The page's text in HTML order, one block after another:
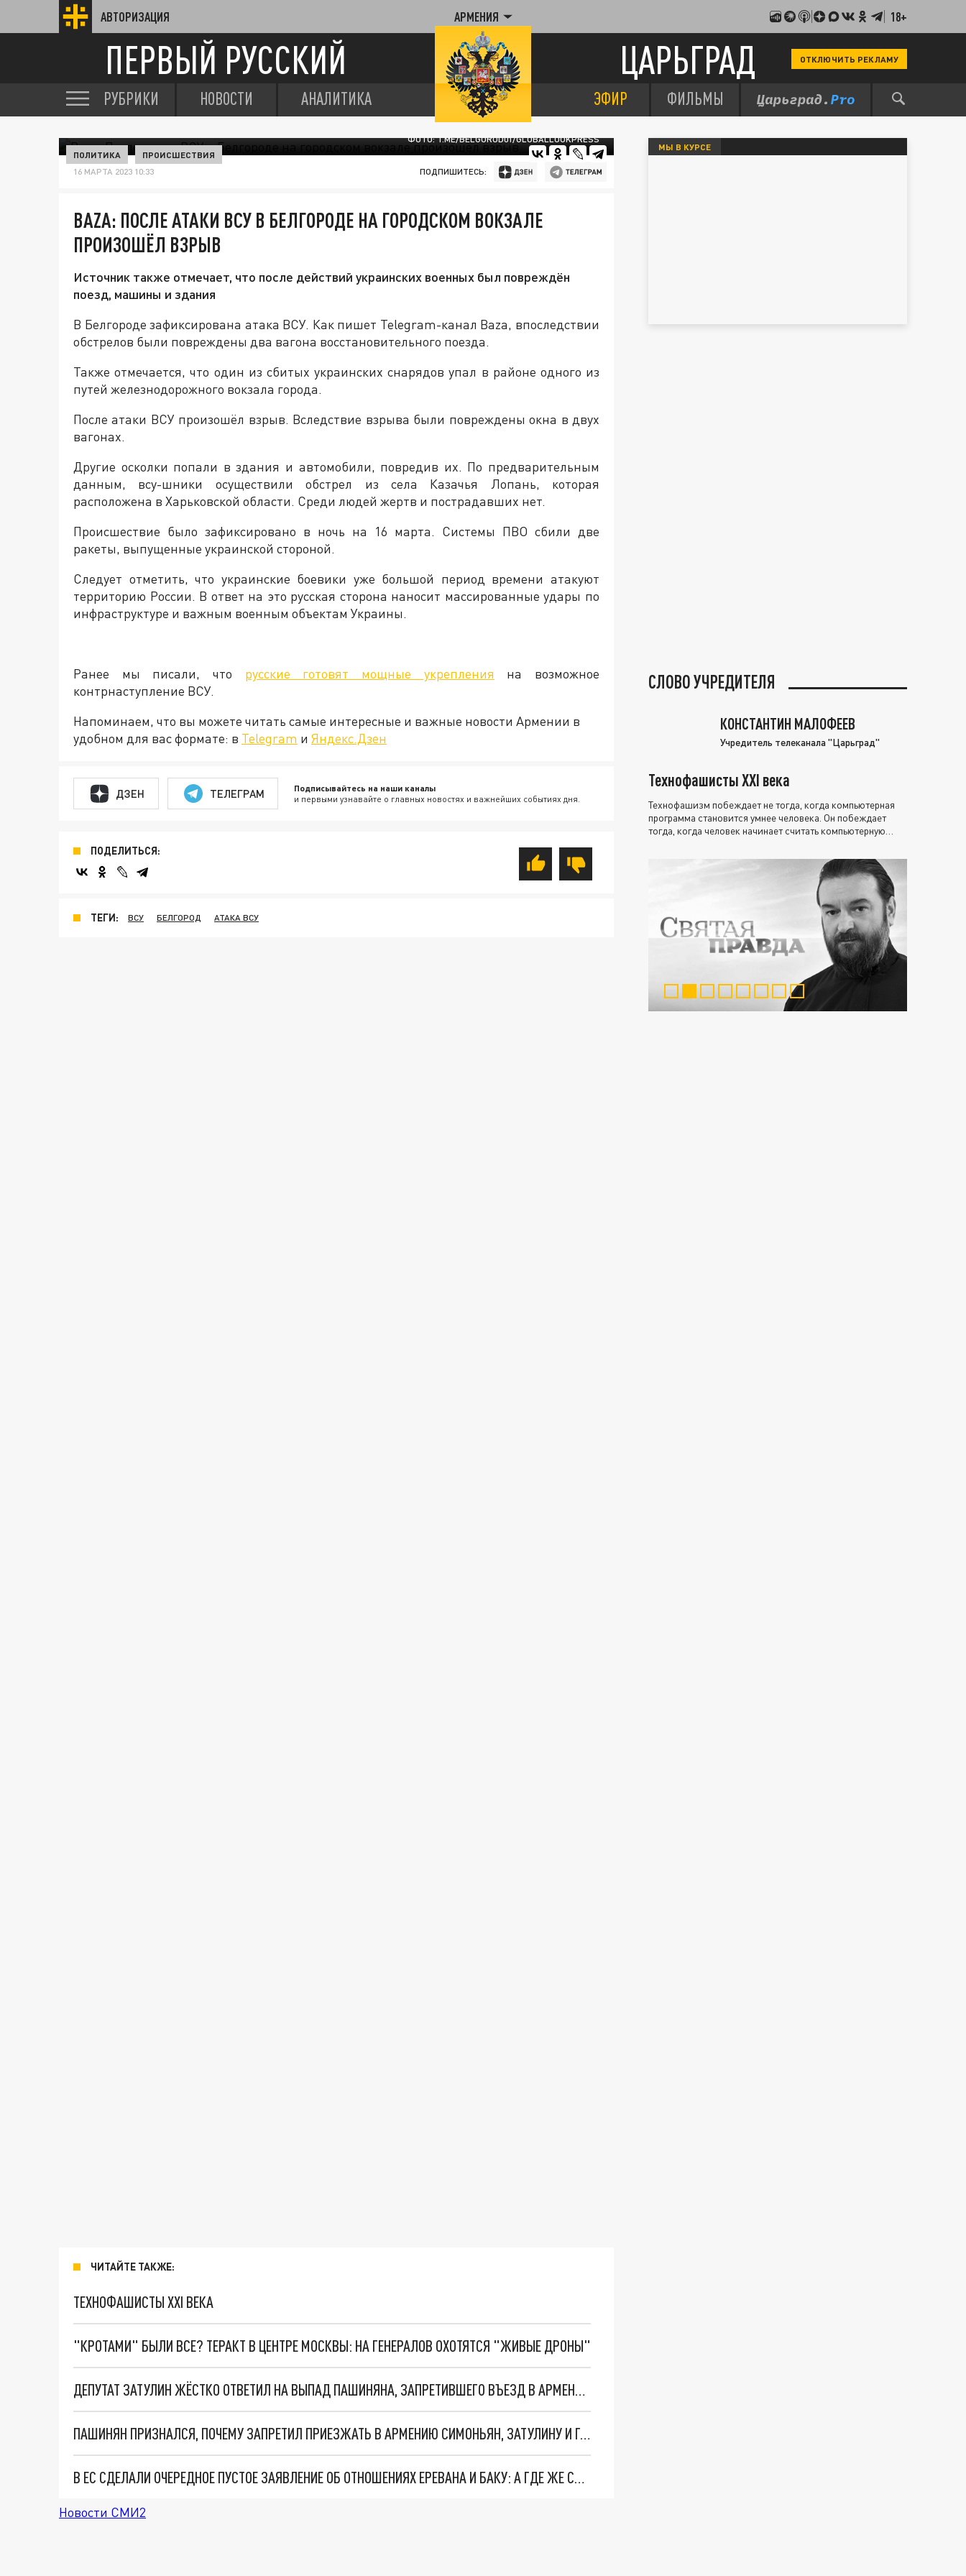
АВТОРИЗАЦИЯ АРМЕНИЯ 18+
ПЕРВЫЙ РУССКИЙ ЦАРЬГРАД ОТКЛЮЧИТЬ РЕКЛАМУ
РУБРИКИ НОВОСТИ АНАЛИТИКА ЭФИР ФИЛЬМЫ
ФОТО: T.ME/BELGOROD01/GLOBALLOOKPRESS
ПОЛИТИКА ПРОИСШЕСТВИЯ
16 МАРТА 2023 10:33 ПОДПИШИТЕСЬ:
BAZA: ПОСЛЕ АТАКИ ВСУ В БЕЛГОРОДЕ НА ГОРОДСКОМ ВОКЗАЛЕ
ПРОИЗОШЁЛ ВЗРЫВ
Источник также отмечает, что после действий украинских военных был повреждён
поезд, машины и здания
В Белгороде зафиксирована атака ВСУ. Как пишет Telegram-канал Baza, впоследствии
обстрелов были повреждены два вагона восстановительного поезда.
Также отмечается, что один из сбитых украинских снарядов упал в районе одного из
путей железнодорожного вокзала города.
После атаки ВСУ произошёл взрыв. Вследствие взрыва были повреждены окна в двух
вагонах.
Другие осколки попали в здания и автомобили, повредив их. По предварительным
данным, всу-шники осуществили обстрел из села Казачья Лопань, которая
расположена в Харьковской области. Среди людей жертв и пострадавших нет.
Происшествие было зафиксировано в ночь на 16 марта. Системы ПВО сбили две
ракеты, выпущенные украинской стороной.
Следует отметить, что украинские боевики уже большой период времени атакуют
территорию России. В ответ на это русская сторона наносит массированные удары по
инфраструктуре и важным военным объектам Украины.
Ранее мы писали, что русские готовят мощные укрепления на возможное
контрнаступление ВСУ.
Напоминаем, что вы можете читать самые интересные и важные новости Армении в
удобном для вас формате: в Telegram и Яндекс.Дзен
ДЗЕН ТЕЛЕГРАМ Подписывайтесь на наши каналы
и первыми узнавайте о главных новостях и важнейших событиях дня.
ПОДЕЛИТЬСЯ:
ТЕГИ: ВСУ БЕЛГОРОД АТАКА ВСУ
ЧИТАЙТЕ ТАКЖЕ:
ТЕХНОФАШИСТЫ XXI ВЕКА
"КРОТАМИ" БЫЛИ ВСЕ? ТЕРАКТ В ЦЕНТРЕ МОСКВЫ: НА ГЕНЕРАЛОВ ОХОТЯТСЯ "ЖИВЫЕ ДРОНЫ"
ДЕПУТАТ ЗАТУЛИН ЖЁСТКО ОТВЕТИЛ НА ВЫПАД ПАШИНЯНА, ЗАПРЕТИВШЕГО ВЪЕЗД В АРМЕНИЮ: "СОВРАЛ ПО ТРАДИЦИИ"
ПАШИНЯН ПРИЗНАЛСЯ, ПОЧЕМУ ЗАПРЕТИЛ ПРИЕЗЖАТЬ В АРМЕНИЮ СИМОНЬЯН, ЗАТУЛИНУ И ГАБРЕЛЯНОВУ
В ЕС СДЕЛАЛИ ОЧЕРЕДНОЕ ПУСТОЕ ЗАЯВЛЕНИЕ ОБ ОТНОШЕНИЯХ ЕРЕВАНА И БАКУ: А ГДЕ ЖЕ САНКЦИИ?
Новости СМИ2
МЫ В КУРСЕ
СЛОВО УЧРЕДИТЕЛЯ
КОНСТАНТИН МАЛОФЕЕВ
Учредитель телеканала "Царьград"
Технофашисты XXI века
Технофашизм побеждает не тогда, когда компьютерная
программа становится умнее человека. Он побеждает
тогда, когда человек начинает считать компьютерную